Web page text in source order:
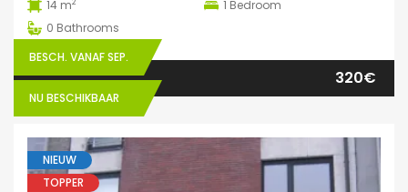
14 m 1 Bedroom
0 Bathrooms
BESCH. VANAF SEP.
NU BESCHIKBAAR
320€
NIEUW
TOPPER